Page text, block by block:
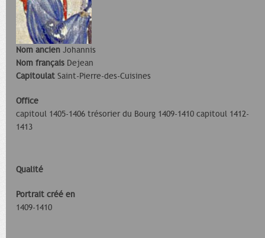
Nom ancien Johannis
Nom français Dejean
Capitoulat Saint-Pierre-des-Cuisines
Office
capitoul 1405-1406 trésorier du Bourg 1409-1410 capitoul 1412-
1413
Qualité
Portrait créé en
1409-1410